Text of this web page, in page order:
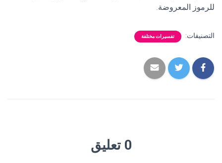
للرموز المعروضة.
التصنيفات: تفسيرات مختلفة
0 تعليق